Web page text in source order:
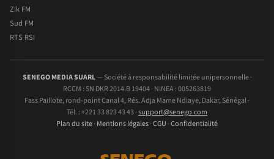
Zik FM
Sud FM
RTS RSI
SENEGO MEDIA SUARL— Société à responsabilité limitée unipersonnelle ·
RCCM : SN DKR 2014.B 19404 · NINEA : 005263819
Fass Paillote, rond-point Canal 4, Rés. Adja Mame Ndiaye, Dakar, Sénégal ·
Tél. : +221 33 823 43 43 ·support@senego.com
Plan du site· Mentions légales·CGU ·Confidentialité